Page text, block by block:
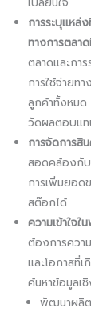
การระบุแหล่
ทางการตลา
ตลาดและกา
การใช้จ่ายท
ลูกค้าทั้งหมด
วัดผลตอบแท
การจัดการสิ
สอดคล้องกับ
การเพิ่มยอด
สต๊อกได้
ความเข้าใจ
ต้องการควา
และโอกาสที่
ค้นหาข้อมูลเ
พัฒนาผลิต